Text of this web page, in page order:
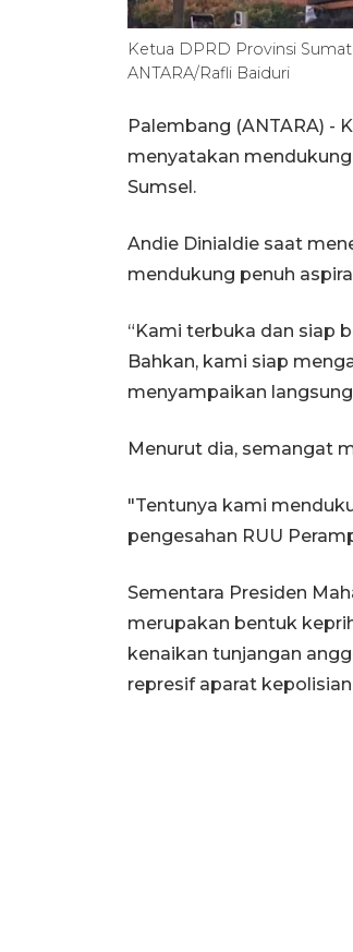
Ketua DPRD Provinsi
ANTARA/Rafli Baiduri
Palembang (ANTARA) -
menyatakan
Sumsel.
Andie Dinialdie saat
mendukung penuh
“Kami terbuka dan siap
Bahkan, kami siap
menyampaikan
Menurut dia, semangat
"Tentunya kami
pengesahan RUU
Sementara Presiden
merupakan bentuk
kenaikan tunjangan
represif aparat